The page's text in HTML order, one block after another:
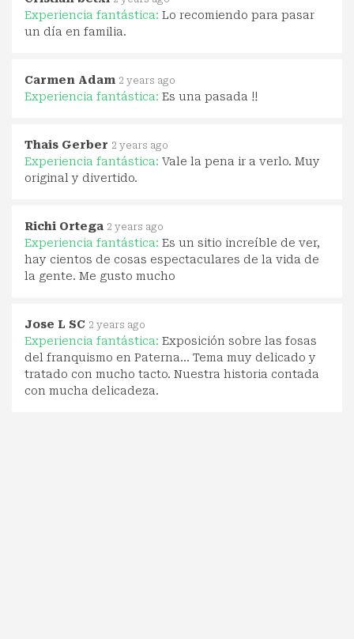
Experiencia fantástica: Lo recomiendo para pasar
un día en familia.
Carmen Adam 2 years ago
Experiencia fantástica: Es una pasada !!
Thais Gerber 2 years ago
Experiencia fantástica: Vale la pena ir a verlo. Muy
original y divertido.
Richi Ortega 2 years ago
Experiencia fantástica: Es un sitio increíble de ver,
hay cientos de cosas espectaculares de la vida de
la gente. Me gusto mucho
Jose L SC 2 years ago
Experiencia fantástica: Exposición sobre las fosas
del franquismo en Paterna... Tema muy delicado y
tratado con mucho tacto. Nuestra historia contada
con mucha delicadeza.